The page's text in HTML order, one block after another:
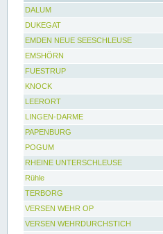
DALUM
DUKEGAT
EMDEN NEUE SEESCHLEUSE
EMSHÖRN
FUESTRUP
KNOCK
LEERORT
LINGEN-DARME
PAPENBURG
POGUM
RHEINE UNTERSCHLEUSE
Rühle
TERBORG
VERSEN WEHR OP
VERSEN WEHRDURCHSTICH